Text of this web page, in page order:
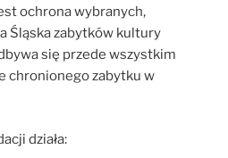
ochrona wybranych,
Śląska zabytków kultury
się przede wszystkim
chronionego zabytku w
działa: